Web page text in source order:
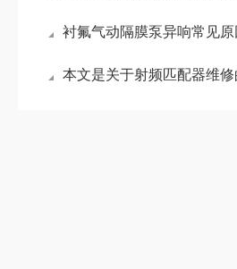
衬氟气动隔膜泵异响常见原因及维
本文是关于射频匹配器维修的详